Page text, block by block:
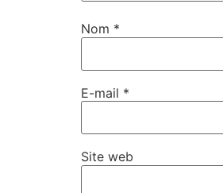
Nom *
E-mail *
Site web